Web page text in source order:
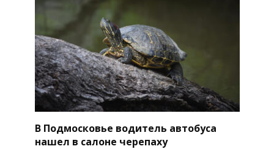
В Подмосковье водитель автобуса
нашел в салоне черепаху